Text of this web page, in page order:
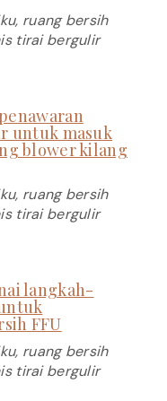
ruang bersih
tirai bergulir
untuk masuk
blower kilang
ruang bersih
tirai bergulir
langkah-
FFU
ruang bersih
tirai bergulir